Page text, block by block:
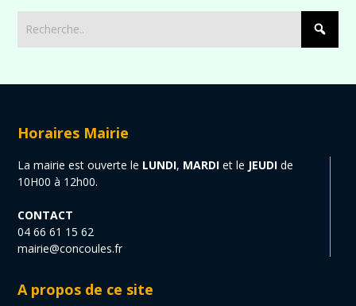
Horaires Mairie
La mairie est ouverte le LUNDI, MARDI et le JEUDI de
10H00 à 12h00.
CONTACT
04 66 61 15 62
mairie@concoules.fr
A propos de ce site